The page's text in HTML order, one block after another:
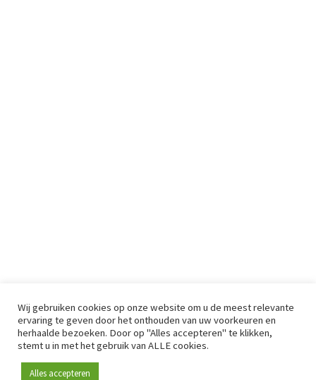
Wij gebruiken cookies op onze website om u de meest relevante
ervaring te geven door het onthouden van uw voorkeuren en
herhaalde bezoeken. Door op "Alles accepteren" te klikken,
stemt u in met het gebruik van ALLE cookies.
Alles accepteren